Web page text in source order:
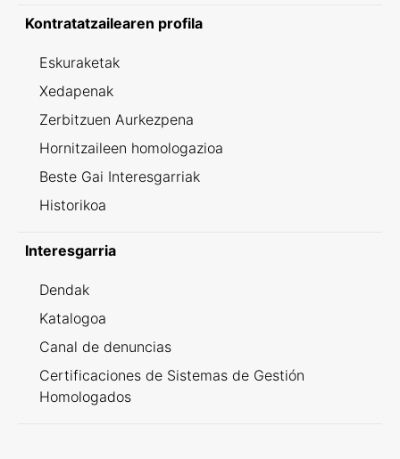
Kontratatzailearen profila
Eskuraketak
Xedapenak
Zerbitzuen Aurkezpena
Hornitzaileen homologazioa
Beste Gai Interesgarriak
Historikoa
Interesgarria
Dendak
Katalogoa
Canal de denuncias
Certificaciones de Sistemas de Gestión
Homologados